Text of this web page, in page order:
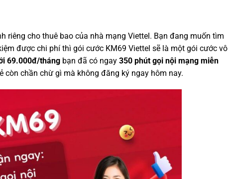
riêng cho thuê bao của nhà mạng Viettel. Bạn đang muốn tìm
được chi phí thì gói cước KM69 Viettel sẽ là một gói cước vô
69.000đ/tháng bạn đã có ngay 350 phút gọi nội mạng miễn
chần chừ gì mà không đăng ký ngay hôm nay.